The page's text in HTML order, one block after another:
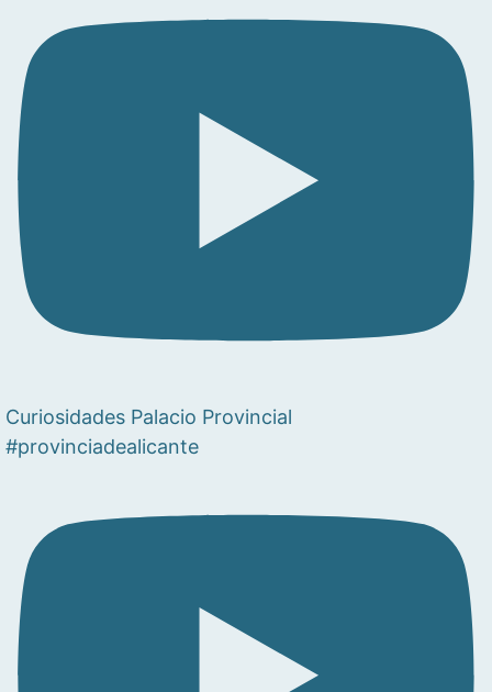
Curiosidades Palacio Provincial
#provinciadealicante